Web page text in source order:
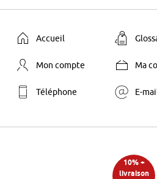
l’intérieur ou à l’extérieur de la maison.
pour illuminer le jardin lors d’une
chambre et même la salle de bains ! Et
de la baignoire ? !
décorer la pièce dans laquelle il est
est proposé dans de nombreux
Accueil
Mon compte Ma
Téléphone E-
10% +
livraison